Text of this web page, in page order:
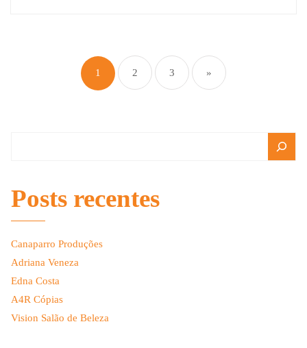
1 2 3 »
Posts recentes
Canaparro Produções
Adriana Veneza
Edna Costa
A4R Cópias
Vision Salão de Beleza